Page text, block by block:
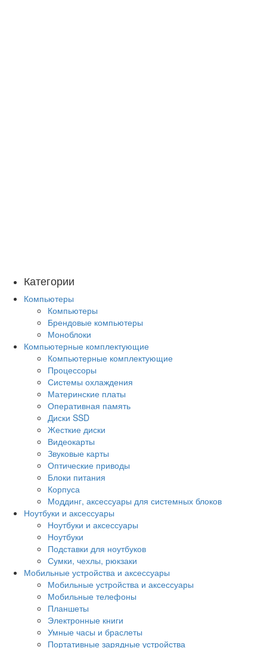
Категории
Компьютеры
Компьютеры
Брендовые компьютеры
Моноблоки
Компьютерные комплектующие
Компьютерные комплектующие
Процессоры
Системы охлаждения
Материнские платы
Оперативная память
Диски SSD
Жесткие диски
Видеокарты
Звуковые карты
Оптические приводы
Блоки питания
Корпуса
Моддинг, аксессуары для системных блоков
Ноутбуки и аксессуары
Ноутбуки и аксессуары
Ноутбуки
Подставки для ноутбуков
Сумки, чехлы, рюкзаки
Мобильные устройства и аксессуары
Мобильные устройства и аксессуары
Мобильные телефоны
Планшеты
Электронные книги
Умные часы и браслеты
Портативные зарядные устройства